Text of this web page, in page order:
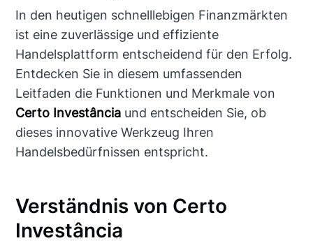
In den heutigen schnelllebigen Finanzmärkten
ist eine zuverlässige und effiziente
Handelsplattform entscheidend für den Erfolg.
Entdecken Sie in diesem umfassenden
Leitfaden die Funktionen und Merkmale von
Certo Investância und entscheiden Sie, ob
dieses innovative Werkzeug Ihren
Handelsbedürfnissen entspricht.
Verständnis von Certo
Investância